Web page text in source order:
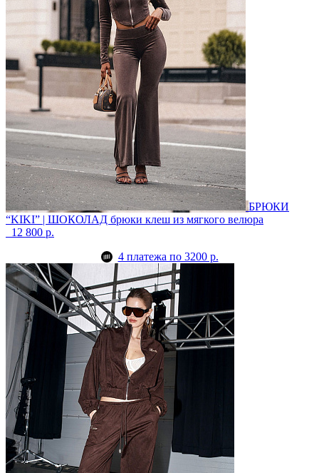
БРЮКИ
“KIKI” | ШОКОЛАД брюки клеш из мягкого велюра
12 800 р.
4 платежа по 3200 р.